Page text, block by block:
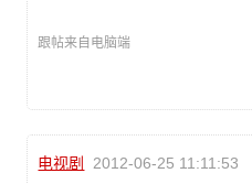
跟帖来自电脑端
电视剧 2012-06-25 11:11:53